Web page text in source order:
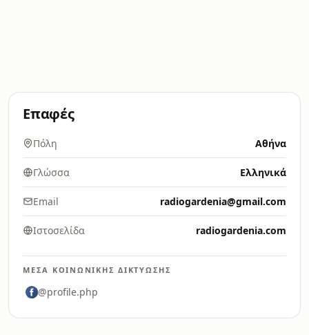
Επαφές
Πόλη Αθήνα
Γλώσσα Ελληνικά
Email radiogardenia@gmail.com
Ιστοσελίδα radiogardenia.com
ΜΈΣΑ ΚΟΙΝΩΝΙΚΉΣ ΔΙΚΤΎΩΣΗΣ
@profile.php